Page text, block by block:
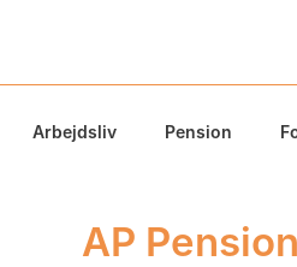
Arbejdsliv Pension
AP